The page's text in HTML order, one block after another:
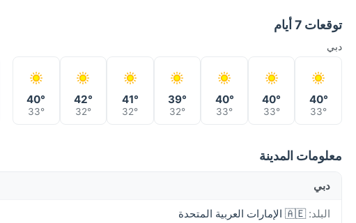
توقعات 7 أيام
دبي
40°
33°
40°
33°
40°
33°
39°
32°
41°
32°
42°
32°
40°
33°
معلومات المدينة
دبي
البلد: 🇦🇪 الإمارات العربية المتحدة